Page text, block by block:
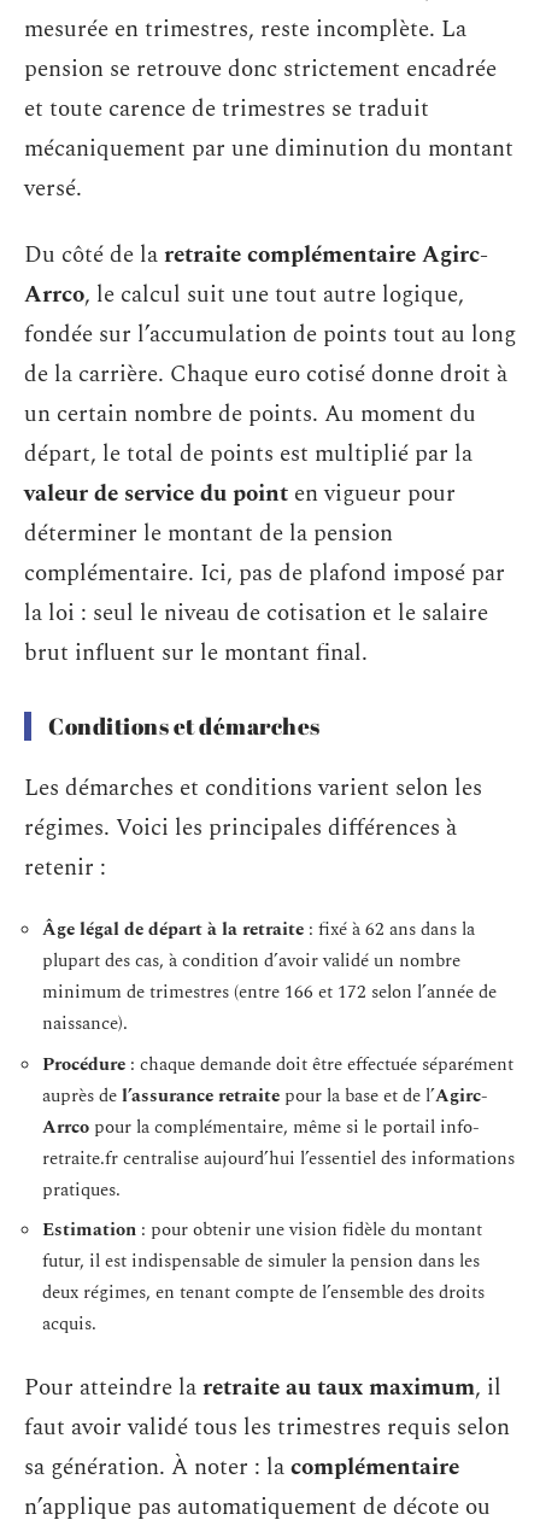
mesurée en trimestres, reste incomplète. La
pension se retrouve donc strictement encadrée
et toute carence de trimestres se traduit
mécaniquement par une diminution du montant
versé.
Du côté de laretraite complémentaire Agirc-
Arrco, le calcul suit une tout autre logique,
fondée sur l’accumulation de points tout au long
de la carrière. Chaque euro cotisé donne droit à
un certain nombre de points. Au moment du
départ, le total de points est multiplié par la
valeur de service du point en vigueur pour
déterminer le montant de la pension
complémentaire. Ici, pas de plafond imposé par
la loi : seul le niveau de cotisation et le salaire
brut influent sur le montant final.
Conditions et démarches
Les démarches et conditions varient selon les
régimes. Voici les principales différences à
retenir :
Âge légal de départ à la retraite : fixé à 62 ans dans la
plupart des cas, à condition d’avoir validé un nombre
minimum de trimestres (entre 166 et 172 selon l’année de
naissance).
Procédure : chaque demande doit être effectuée séparément
auprès del’assurance retraite pour la base et de l’Agirc-
Arrco pour la complémentaire, même si le portail info-
retraite.fr centralise aujourd’hui l’essentiel des informations
pratiques.
Estimation : pour obtenir une vision fidèle du montant
futur, il est indispensable de simuler la pension dans les
deux régimes, en tenant compte de l’ensemble des droits
acquis.
Pour atteindre laretraite au taux maximum, il
faut avoir validé tous les trimestres requis selon
sa génération. À noter : lacomplémentaire
n’applique pas automatiquement de décote ou